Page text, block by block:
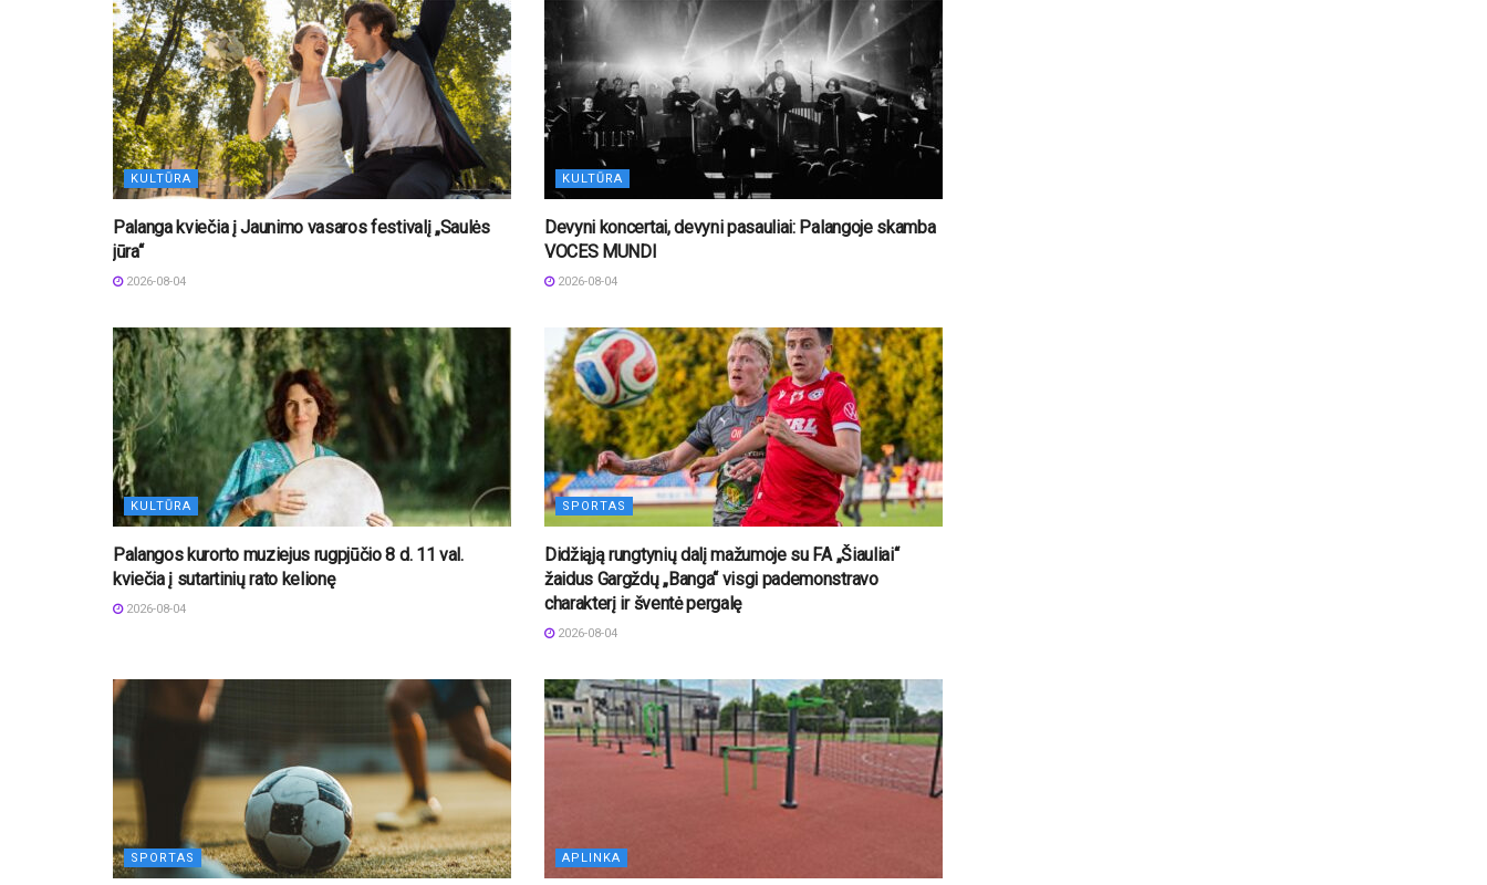
KULTŪRA
Palanga kviečia į Jaunimo vasaros festivalį „Saulės
jūra“
2026-08-04
KULTŪRA
Devyni koncertai, devyni pasauliai: Palangoje skamba
VOCES MUNDI
2026-08-04
KULTŪRA
Palangos kurorto muziejus rugpjūčio 8 d. 11 val.
kviečia į sutartinių rato kelionę
2026-08-04
SPORTAS
Didžiąją rungtynių dalį mažumoje su FA „Šiauliai“
žaidus Gargždų „Banga“ visgi pademonstravo
charakterį ir šventė pergalę
2026-08-04
SPORTAS APLINKA